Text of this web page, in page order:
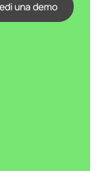
una demo